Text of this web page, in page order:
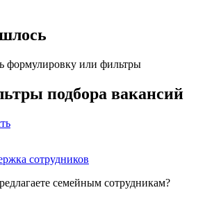
формулировку или фильтры
подбора вакансий
сотрудников
семейным сотрудникам?